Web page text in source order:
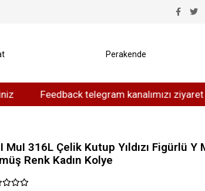
Feedback telegram kanalımızı ziyaret
Perakende
MuI 316L Çelik Kutup Yıldızı Figürlü Y
Renk Kadın Kolye